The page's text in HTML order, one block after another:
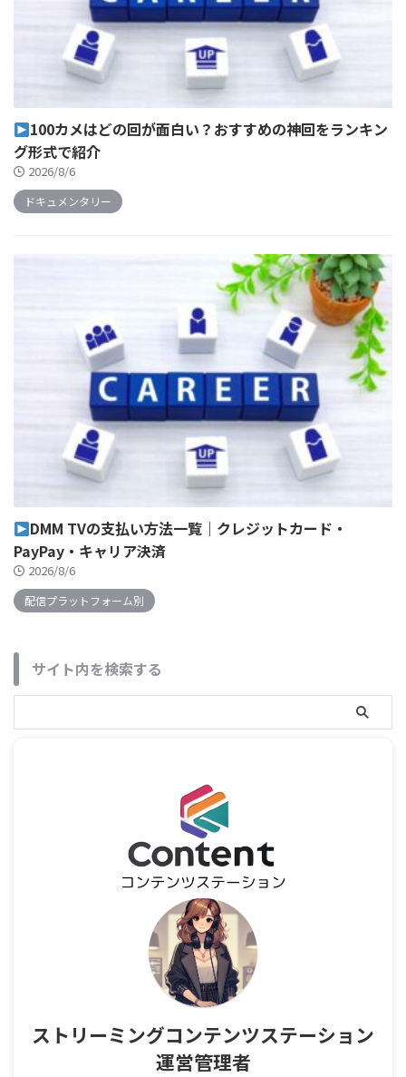
100カメはどの回が面白い？おすすめの神回をランキン
グ形式で紹介
2026/8/6
ドキュメンタリー
DMM TVの支払い方法一覧｜クレジットカード・
PayPay・キャリア決済
2026/8/6
配信プラットフォーム別
サイト内を検索する
ストリーミングコンテンツステーション
運営管理者